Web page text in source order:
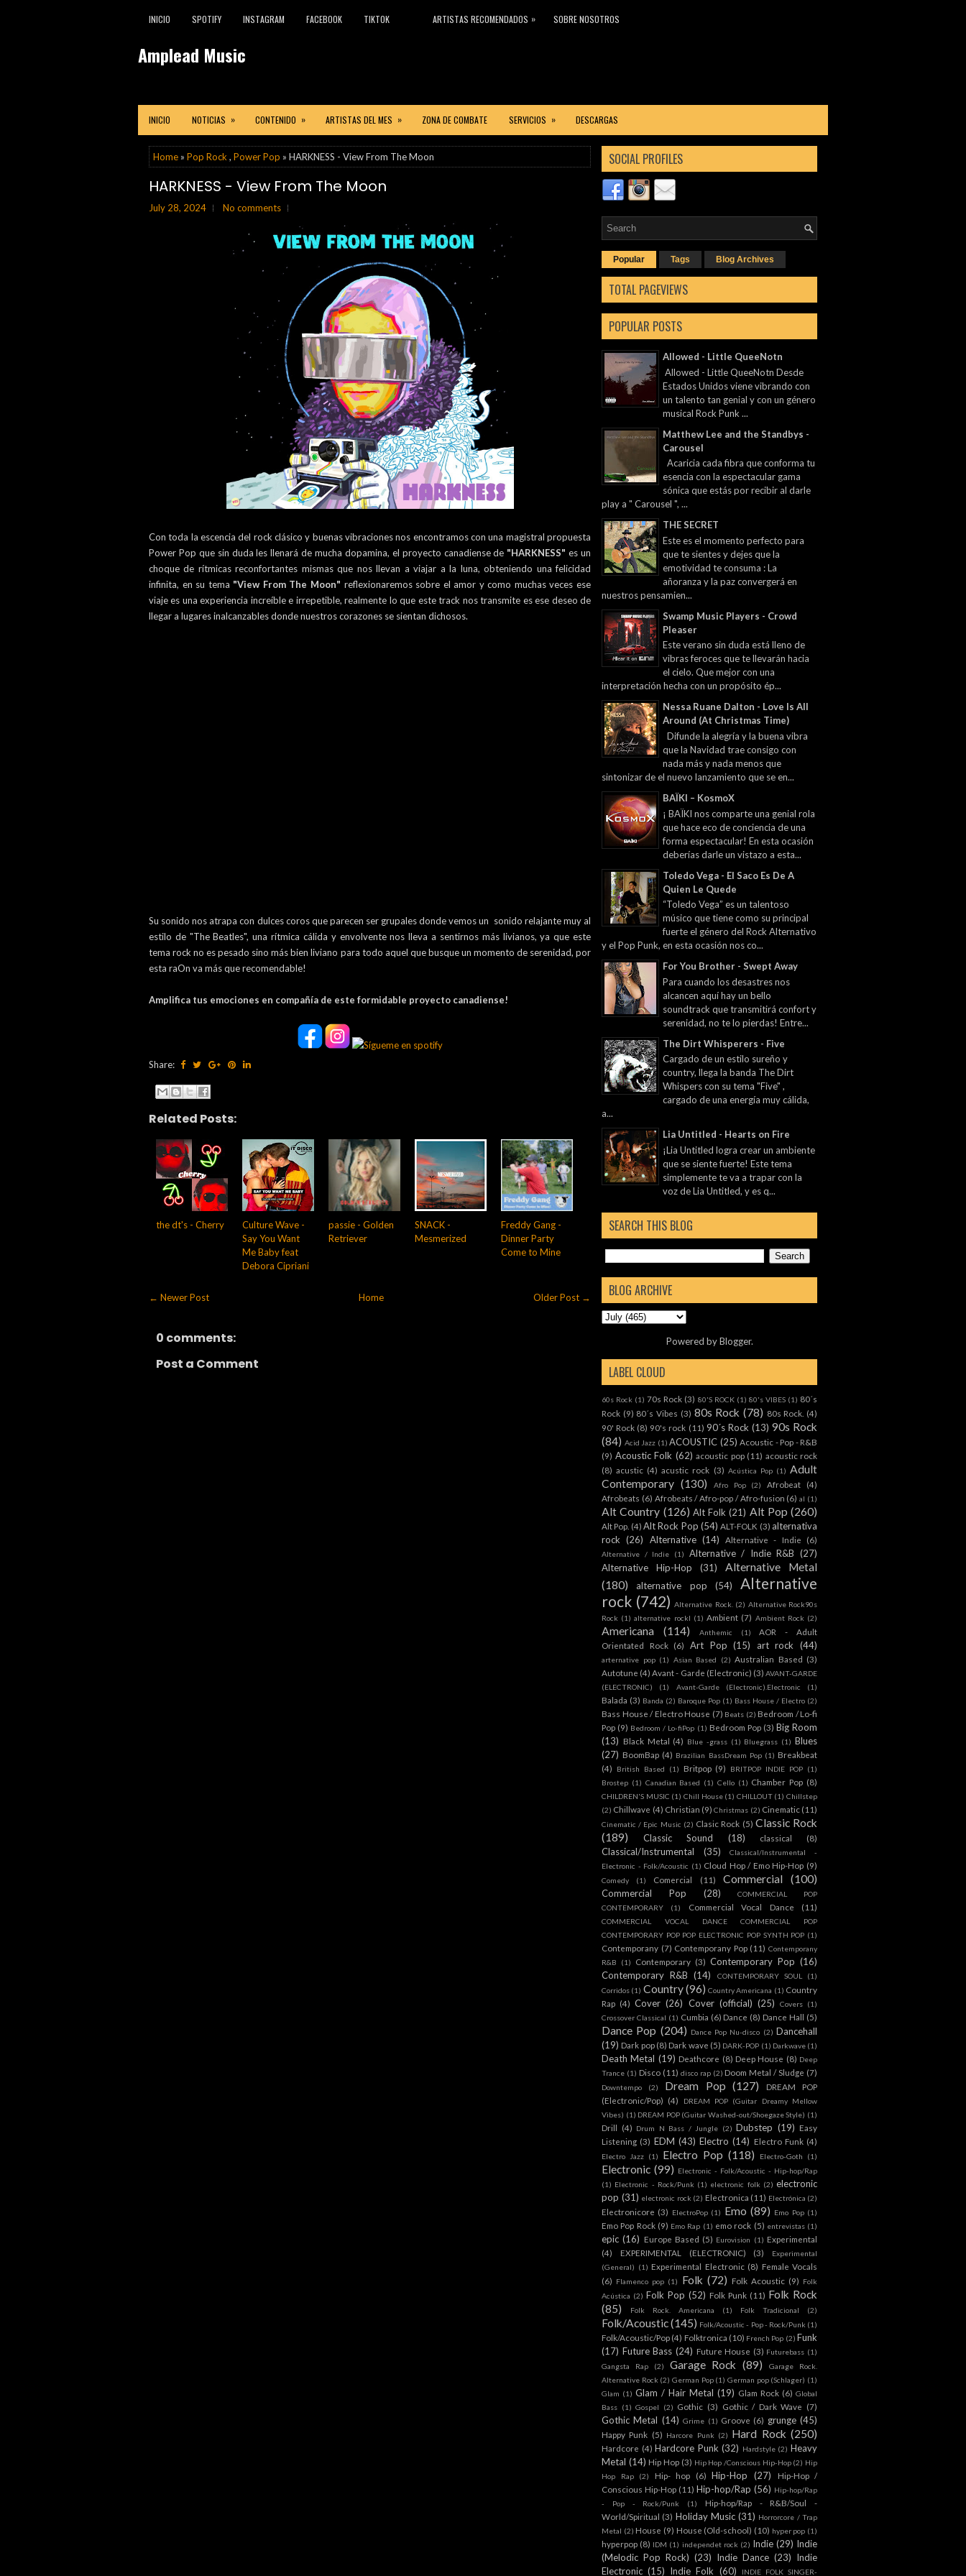
INICIO SPOTIFY INSTAGRAM FACEBOOK TIKTOK ARTISTAS RECOMENDADOS » SOBRE NOSOTROS
Amplead Music
INICIO NOTICIAS » CONTENIDO » ARTISTAS DEL MES » ZONA DE COMBATE SERVICIOS » DESCARGAS
Home » Pop Rock , Power Pop » HARKNESS - View From The Moon
HARKNESS - View From The Moon
July 28, 2024 No comments
Con toda la escencia del rock clásico y buenas vibraciones nos encontramos con una magistral propuesta
Power Pop que sin duda les llenará de mucha dopamina, el proyecto canadiense de "HARKNESS"es un
choque de rítmicas reconfortantes mismas que nos llevan a viajar a la luna, obteniendo una felicidad
infinita, en su tema "View From The Moon" reflexionaremos sobre el amor y como muchas veces ese
viaje es una experiencia increíble e irrepetible, realmente lo que este track nos transmite es ese deseo de
llegar a lugares inalcanzables donde nuestros corazones se sientan dichosos.
Su sonido nos atrapa con dulces coros que parecen ser grupales donde vemos un sonido relajante muy al
estilo de "The Beatles", una rítmica cálida y envolvente nos lleva a sentirnos más livianos, ya que este
tema rock no es pesado sino más bien liviano para todo aquel que busque un momento de serenidad, por
esta raOn va más que recomendable!
Amplifica tus emociones en compañía de este formidable proyecto canadiense!
Share:
Related Posts:
the dt's - Cherry
Culture Wave -
Say You Want
Me Baby feat
Debora Cipriani
passie - Golden
Retriever
SNACK -
Mesmerized
Freddy Gang -
Dinner Party
Come to Mine
← Newer Post Older Post →
Home
0 comments:
Post a Comment
SOCIAL PROFILES
Popular Tags Blog Archives
TOTAL PAGEVIEWS
POPULAR POSTS
Allowed - Little QueeNotn
Allowed - Little QueeNotn Desde
Estados Unidos viene vibrando con
un talento tan genial y con un género
musical Rock Punk ...
Matthew Lee and the Standbys -
Carousel
Acaricia cada fibra que conforma tu
esencia con la espectacular gama
sónica que estás por recibir al darle
play a " Carousel ", ...
THE SECRET
Este es el momento perfecto para
que te sientes y dejes que la
emotividad te consuma : La
añoranza y la paz convergerá en
nuestros pensamien...
Swamp Music Players - Crowd
Pleaser
Este verano sin duda está lleno de
vibras feroces que te llevarán hacia
el cielo. Que mejor con una
interpretación hecha con un propósito ép...
Nessa Ruane Dalton - Love Is All
Around (At Christmas Time)
Difunde la alegría y la buena vibra
que la Navidad trae consigo con
nada más y nada menos que
sintonizar de el nuevo lanzamiento que se en...
BAÏKI – KosmoX
¡ BAÏKI nos comparte una genial rola
que hace eco de conciencia de una
forma espectacular! En esta ocasión
deberías darle un vistazo a esta...
Toledo Vega - El Saco Es De A
Quien Le Quede
“Toledo Vega” es un talentoso
músico que tiene como su principal
fuerte el género del Rock Alternativo
y el Pop Punk, en esta ocasión nos co...
For You Brother - Swept Away
Para cuando los desastres nos
alcancen aquí hay un bello
soundtrack que transmitirá confort y
serenidad, no te lo pierdas! Entre...
The Dirt Whisperers - Five
Cargado de un estilo sureño y
country, llega la banda The Dirt
Whispers con su tema "Five" ,
cargado de una energía muy cálida,
a...
Lia Untitled - Hearts on Fire
¡Lia Untitled logra crear un ambiente
que se siente fuerte! Este tema
simplemente te va a trapar con la
voz de Lia Untitled, y es q...
SEARCH THIS BLOG
BLOG ARCHIVE
Powered byBlogger.
LABEL CLOUD
60s Rock (1) 70s Rock (3) 80'S ROCK (1) 80's VIBES (1) 80´s
Rock (9) 80´s Vibes (3) 80s Rock (78) 80s Rock. (4)
90' Rock (8) 90's rock (11) 90´s Rock (13) 90s Rock
(84) Acid Jazz (1) ACOUSTIC (25) Acoustic - Pop - R&B
(9) Acoustic Folk (62) acoustic pop (11) acoustic rock
(8) acustic (4) acustic rock (3) Acústica Pop (1) Adult
Contemporary (130) Afro Pop (2) Afrobeat
(4)
Afrobeats (6) Afrobeats / Afro-pop / Afro-fusion (6) al (1)
Alt Country (126) Alt Folk (21) Alt Pop (260)
Alt Pop. (4) Alt Rock Pop (54) ALT-FOLK (3) alternativa
rock (26) Alternative (14) Alternative - Indie (6)
Alternative / Indie (1) Alternative / Indie R&B (27)
Alternative Hip-Hop
(31)
Alternative Metal
(180)
alternative pop (54)
Alternative
rock (742) Alternative Rock. (2) Alternative Rock90s
Rock (1) alternative rockl (1) Ambient (7) Ambient Rock (2)
Americana (114) Anthemic (1)
AOR - Adult
Orientated Rock (6) Art Pop (15) art rock (44)
arternative pop (1) Asian Based (2) Australian Based (3)
Autotune (4) Avant - Garde (Electronic) (3) AVANT-GARDE
(ELECTRONIC)
(1) Avant-Garde (Electronic).Electronic (1)
Balada (3) Banda (2) Baroque Pop (1) Bass House / Electro (2)
Bass House / Electro House (7) Beats (2) Bedroom / Lo-fi
Pop (9) Bedroom / Lo-fiPop (1) Bedroom Pop (3) Big Room
(13) Black Metal (4) Blue -grass (1) Bluegrass (1) Blues
(27) BoomBap (4) Brazilian BassDream Pop (1) Breakbeat
(4)
British Based (1) Britpop (9) BRITPOP INDIE POP (1)
Brostep (1) Canadian Based (1) Cello (1) Chamber Pop (8)
CHILDREN'S MUSIC (1) Chill House (1) CHILLOUT (1) Chillstep
(2) Chillwave (4) Christian (9) Christmas (2) Cinematic (11)
Cinematic / Epic Music (2) Clasic Rock (5) Classic Rock
(189)
Classic Sound (18) classical (8)
Classical/Instrumental (35)
Classical/Instrumental -
Electronic - Folk/Acoustic (1) Cloud Hop / Emo Hip-Hop (9)
Comedy (1) Comercial (11) Commercial (100)
Commercial Pop (28)
COMMERCIAL POP
CONTEMPORARY
(1) Commercial Vocal Dance (11)
COMMERCIAL VOCAL DANCE COMMERCIAL POP
CONTEMPORARY POP POP ELECTRONIC POP SYNTH POP (1)
Contemporany (7) Contemporany Pop (11) Contemporany
R&B
(1) Contemporary (3) Contemporary Pop (16)
Contemporary R&B (14) CONTEMPORARY SOUL
(1)
Corridos (1) Country(96) Country Americana (1) Country
Rap (4) Cover (26) Cover (official) (25) Covers (1)
Crossover Classical (1) Cumbia (6) Dance (8) Dance Hall (5)
Dance Pop (204) Dance Pop Nu-disco (2) Dancehall
(19) Dark pop (8) Dark wave (5) DARK-POP (1) Darkwave (1)
Death Metal (19) Deathcore (8) Deep House (8) Deep
Trance (1) Disco (11) disco rap (2) Doom Metal / Sludge (7)
Downtempo (2) Dream Pop (127)
DREAM POP
(Electronic/Pop) (4)
DREAM POP (Guitar Dreamy Mellow
Vibes) (1) DREAM POP (Guitar Washed-out/Shoegaze Style) (1)
Drill (4) Drum N Bass / Jungle (2) Dubstep (19) Easy
Listening (3) EDM (43) Electro (14) Electro Funk (4)
Electro Jazz (1) Electro Pop (118) Electro-Goth (1)
Electronic (99) Electronic - Folk/Acoustic - Hip-hop/Rap
(1) Electronic - Rock/Punk (1) electronic folk (2) electronic
pop (31) electronic rock (2) Electronica (11) Electrónica (2)
Electronicore (3) ElectroPop (1) Emo (89) Emo Pop (1)
Emo Pop Rock (9) Emo Rap (1) emo rock (5) entrevistas (1)
epic (16) Europe Based (5) Eurovision (1) Experimental
(4)
EXPERIMENTAL (ELECTRONIC) (3)
Experimental
(General) (1) Experimental Electronic (8) Female Vocals
(6) Flamenco pop (1) Folk (72) Folk Acoustic (9) Folk
Acústica (2) Folk Pop (52) Folk Punk (11) Folk Rock
(85)
Folk Rock. Americana (1) Folk Tradicional (2)
Folk/Acoustic(145) Folk/Acoustic - Pop - Rock/Punk (1)
Folk/Acoustic/Pop (4) Folktronica (10) French Pop (2) Funk
(17) Future Bass (24) Future House (3) Futurebass (1)
Gangsta Rap
(2) Garage Rock (89)
Garage Rock.
Alternative Rock (2) German Pop (1) German pop (Schlager) (1)
Glam (1) Glam / Hair Metal (19) Glam Rock (6) Global
Bass (1) Gospel (2) Gothic (3) Gothic / Dark Wave (7)
Gothic Metal (14) Grime (1) Groove (6) grunge (45)
Happy Punk (5) Harcore Punk (2) Hard Rock (250)
Hardcore (4) Hardcore Punk (32) Hardstyle (2) Heavy
Metal (14) Hip Hop (3) Hip Hop /Conscious Hip-Hop (2) Hip
Hop Rap
(2) Hip- hop (6) Hip-Hop (27)
Hip-Hop /
Conscious Hip-Hop (11) Hip-hop/Rap (56) Hip-hop/Rap
- Pop - Rock/Punk
(1)
Hip-hop/Rap - R&B/Soul -
World/Spiritual (3) Holiday Music (31) Horrorcore / Trap
Metal (2) House (9) House (Old-school) (10) hyper pop (1)
hyperpop (8) IDM (1) independet rock (2) Indie (29) Indie
(Melodic Pop Rock) (23) Indie Dance (23) Indie
Electronic (15) Indie Folk (60) INDIE FOLK SINGER-